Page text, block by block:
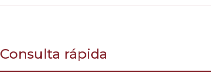
Consulta rápida